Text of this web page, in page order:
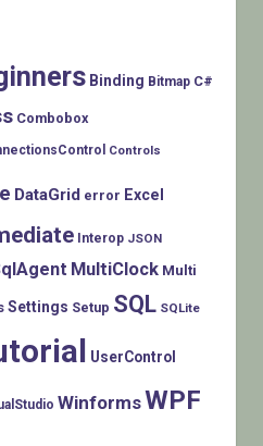
Binding Bitmap C#
Combobox
Controls
DataGrid error Excel
Interop JSON
MultiClock Multi
Settings Setup SQL SQLite
UserControl
WinformsWPF